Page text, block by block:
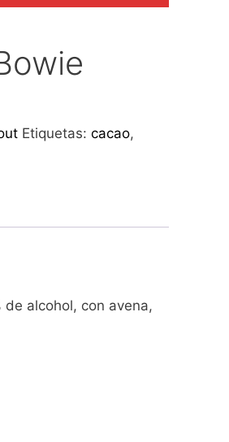
Etiquetas: cacao,
de alcohol, con avena,